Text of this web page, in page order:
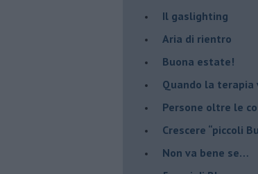
Il gaslighting
Aria di rientro
Buona estate!
​Quando la
​Persone oltre le
​Crescere “piccoli
Non va bene se…